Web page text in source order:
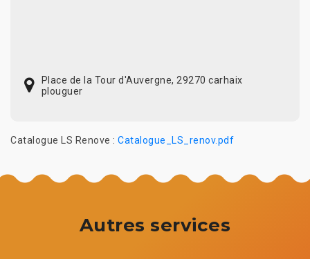
Place de la Tour d'Auvergne, 29270 carhaix
plouguer
Catalogue LS Renove : Catalogue_LS_renov.pdf
Autres services